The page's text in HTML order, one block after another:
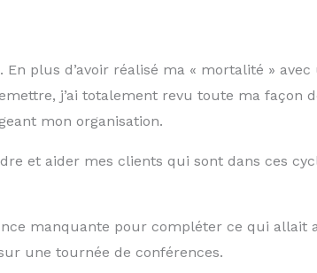
plus d’avoir réalisé ma « mortalité »
j’ai totalement revu toute ma façon
mon organisation.
et aider mes clients qui sont dans ces
manquante pour compléter ce qui allait
une tournée de conférences.